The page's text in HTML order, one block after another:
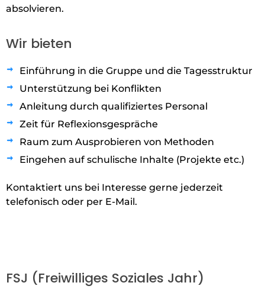
absolvieren.
Wir bieten
Einführung in die Gruppe und die Tagesstruktur
Unterstützung bei Konflikten
Anleitung durch qualifiziertes Personal
Zeit für Reflexionsgespräche
Raum zum Ausprobieren von Methoden
Eingehen auf schulische Inhalte (Projekte etc.)
Kontaktiert uns bei Interesse gerne jederzeit
telefonisch oder per E-Mail.
FSJ (Freiwilliges Soziales Jahr)